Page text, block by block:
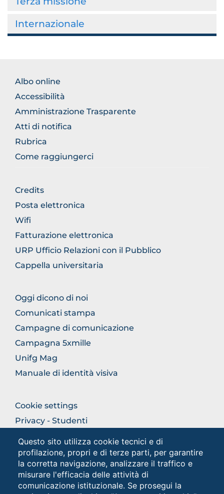
Questo sito utilizza cookie tecnici e di
profilazione, propri e di terze parti, per garantire
la corretta navigazione, analizzare il traffico e
misurare l'efficacia delle attività di
comunicazione istituzionale. Se prosegui la
Internazionale
FOOTER
NORMATIVA
Albo online
Accessibilità
Amministrazione Trasparente
Atti di notifica
Rubrica
Come raggiungerci
FOOTER
GENERICO
Credits
Posta elettronica
Wifi
Fatturazione elettronica
URP Ufficio Relazioni con il Pubblico
Cappella universitaria
FOOTER
COMUNICAZIONE
Oggi dicono di noi
Comunicati stampa
Campagne di comunicazione
Campagna 5xmille
Unifg Mag
Manuale di identità visiva
FOOTER
COLONNA
DESTRA
Cookie settings
Privacy - Studenti
Social